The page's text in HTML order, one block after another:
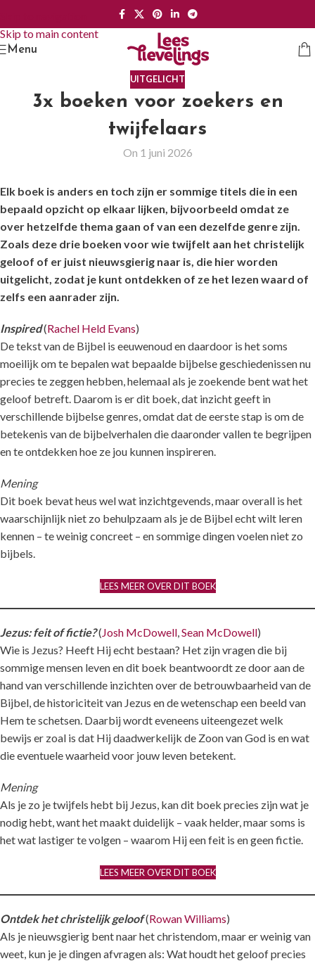
Skip to main content
Menu
UITGELICHT
3x boeken voor zoekers en
twijfelaars
On 1 juni 2026
Elk boek is anders en toch zijn er sommige titels die in een
bepaald opzicht op elkaar lijken, bijvoorbeeld omdat ze
over hetzelfde thema gaan of van een dezelfde genre zijn.
Zoals deze drie boeken voor wie twijfelt aan het christelijk
geloof of er juist nieuwsgierig naar is, die hier worden
uitgelicht, zodat je kunt ontdekken of ze het lezen waard of
zelfs een aanrader zijn.
Inspired(Rachel Held Evans)
De tekst van de Bijbel is eeuwenoud en daardoor is het soms
moeilijk om te bepalen wat bepaalde bijbelse geschiedenissen nu
precies te zeggen hebben, helemaal als je zoekende bent wat het
geloof betreft. Daarom is er dit boek, dat inzicht geeft in
verschillende bijbelse genres, omdat dat de eerste stap is om de
betekenis van de bijbelverhalen die daaronder vallen te begrijpen
en te ontdekken hoe ze jou kunnen inspireren.
Mening
Dit boek bevat heus wel wat inzichtgevends, maar overall is het
waarschijnlijk niet zo behulpzaam als je de Bijbel echt wilt leren
kennen – te weinig concreet – en sommige dingen voelen niet zo
bijbels.
LEES MEER OVER DIT BOEK
Jezus: feit of fictie?( Josh McDowell Sean McDowell)
Wie is Jezus? Heeft Hij echt bestaan? Het zijn vragen die bij
sommige mensen leven en dit boek beantwoordt ze door aan de
hand van verschillende inzichten over de betrouwbaarheid van de
Bijbel, de historiciteit van Jezus en de wetenschap een beeld van
Hem te schetsen. Daarbij wordt eveneens uiteengezet welk
bewijs er zoal is dat Hij daadwerkelijk de Zoon van God is en wat
die eventuele waarheid voor jouw leven betekent.
Mening
Als je zo je twijfels hebt bij Jezus, kan dit boek precies zijn wat je
nodig hebt, want het maakt duidelijk – vaak helder, maar soms is
het wat lastiger te volgen – waarom Hij een feit is en geen fictie.
LEES MEER OVER DIT BOEK
Ontdek het christelijk geloof(Rowan Williams)
Als je nieuwsgierig bent naar het christendom, maar er weinig van
weet, kun je je dingen afvragen als: Wat houdt het geloof precies